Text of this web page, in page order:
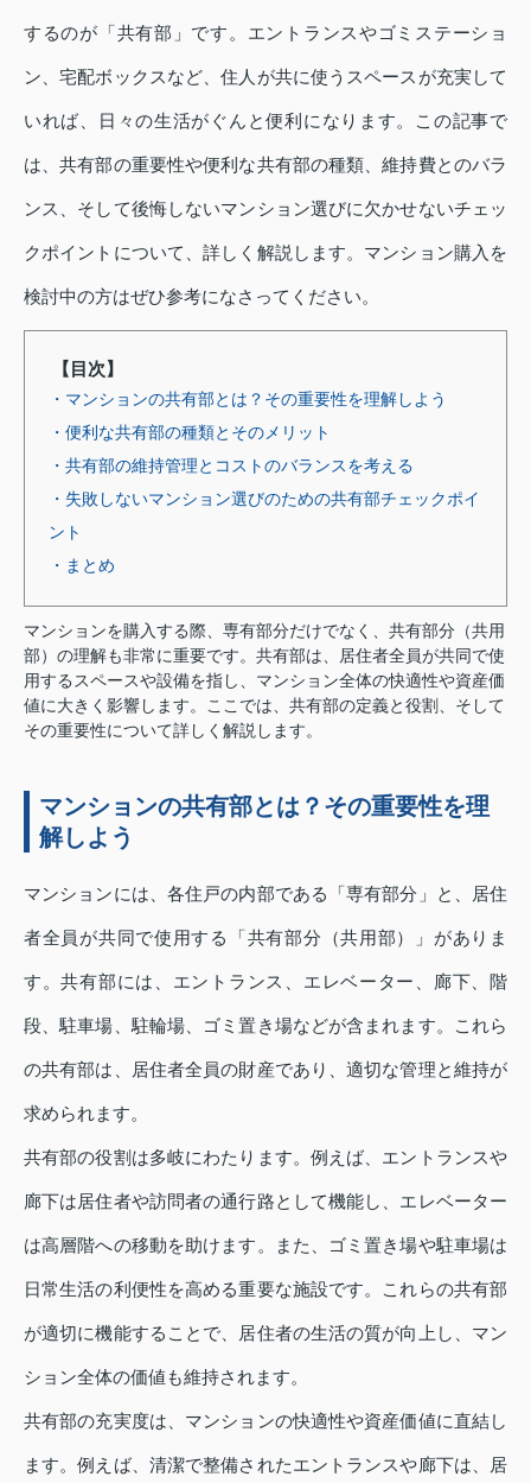
するのが「共有部」です。エントランスやゴミステーショ
ン、宅配ボックスなど、住人が共に使うスペースが充実して
いれば、日々の生活がぐんと便利になります。この記事で
は、共有部の重要性や便利な共有部の種類、維持費とのバラ
ンス、そして後悔しないマンション選びに欠かせないチェッ
クポイントについて、詳しく解説します。マンション購入を
検討中の方はぜひ参考になさってください。
【目次】
・マンションの共有部とは？その重要性を理解しよう
・便利な共有部の種類とそのメリット
・共有部の維持管理とコストのバランスを考える
・失敗しないマンション選びのための共有部チェックポイ
ント
・まとめ
マンションを購入する際、専有部分だけでなく、共有部分（共用
部）の理解も非常に重要です。共有部は、居住者全員が共同で使
用するスペースや設備を指し、マンション全体の快適性や資産価
値に大きく影響します。ここでは、共有部の定義と役割、そして
その重要性について詳しく解説します。
マンションの共有部とは？その重要性を理
解しよう
マンションには、各住戸の内部である「専有部分」と、居住
者全員が共同で使用する「共有部分（共用部）」がありま
す。共有部には、エントランス、エレベーター、廊下、階
段、駐車場、駐輪場、ゴミ置き場などが含まれます。これら
の共有部は、居住者全員の財産であり、適切な管理と維持が
求められます。
共有部の役割は多岐にわたります。例えば、エントランスや
廊下は居住者や訪問者の通行路として機能し、エレベーター
は高層階への移動を助けます。また、ゴミ置き場や駐車場は
日常生活の利便性を高める重要な施設です。これらの共有部
が適切に機能することで、居住者の生活の質が向上し、マン
ション全体の価値も維持されます。
共有部の充実度は、マンションの快適性や資産価値に直結し
ます。例えば、清潔で整備されたエントランスや廊下は、居